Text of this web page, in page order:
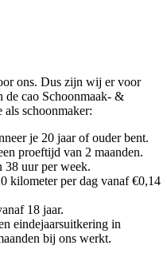
ons. Dus zijn wij er voor
de cao Schoonmaak- &
schoonmaker:
je 20 jaar of ouder bent.
proeftijd van 2 maanden.
38 uur per week.
kilometer per dag vanaf €0,14
18 jaar.
eindejaarsuitkering in
bij ons werkt.